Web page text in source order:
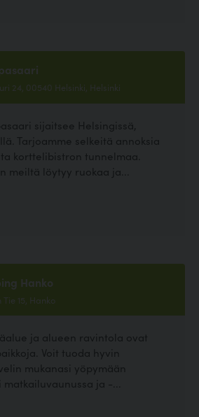
24, 00540 Helsinki, Helsinki
sijaitsee Helsingissä,
Tarjoamme selkeitä annoksia
korttelibistron tunnelmaa.
meiltä löytyy ruokaa ja...
Hanko
15, Hanko
ja alueen ravintola ovat
Voit tuoda hyvin
mukanasi yöpymään
ja -...